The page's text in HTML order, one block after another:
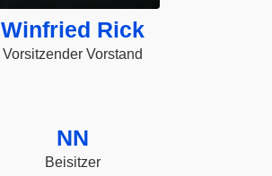
Winfried Rick
Vorsitzender Vorstand
NN
Beisitzer